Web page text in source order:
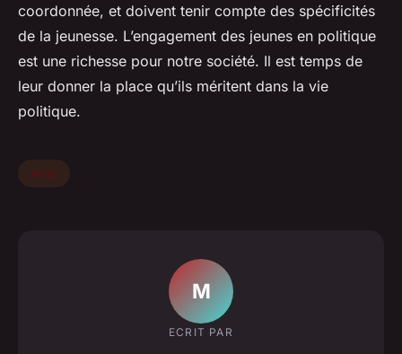
coordonnée, et doivent tenir compte des spécificités
de la jeunesse. L’engagement des jeunes en politique
est une richesse pour notre société. Il est temps de
leur donner la place qu’ils méritent dans la vie
politique.
Actu
M
ECRIT PAR